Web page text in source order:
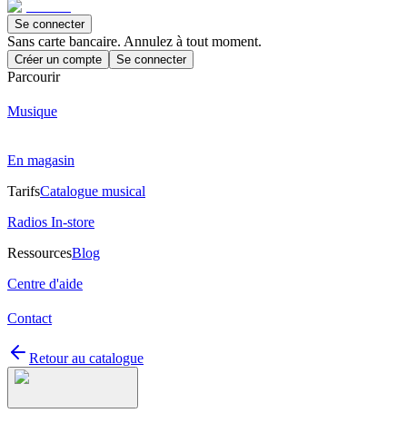
Se connecter
Sans carte bancaire. Annulez à tout moment.
Créer un compte Se connecter
Parcourir
Musique
En magasin
TarifsCatalogue musical
Radios In-store
RessourcesBlog
Centre d'aide
Contact
Retour au catalogue